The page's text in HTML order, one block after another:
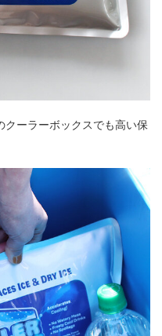
クーラーボックスでも高い保